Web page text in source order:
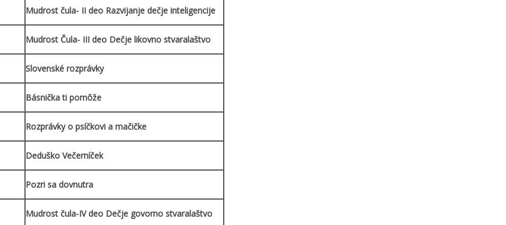
Mudrost čula- II deo Razvijanje dečje inteligencije
Mudrost Čula- III deo Dečje likovno stvaralaštvo
Slovenské rozprávky
Básnička ti pomôže
Rozprávky o psíčkovi a mačičke
Deduško Večerníček
Pozri sa dovnutra
Mudrost čula-IV deo Dečje govorno stvaralaštvo